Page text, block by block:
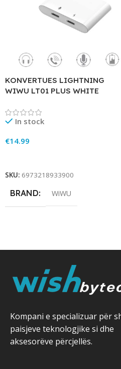
KONVERTUES LIGHTNING
WIWU LT01 PLUS WHITE
In stock
€14.99
SKU: 6973218933900
BRAND WiWU
Kompani e specializuar për
paisjeve teknologjike si dhe
aksesorëve përcjellës.